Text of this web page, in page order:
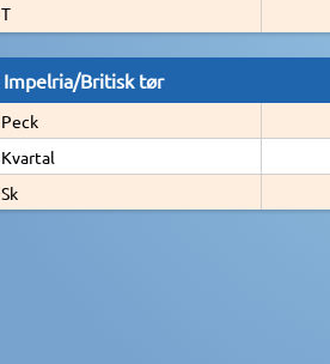
T
Impelria/Britisk tør
Peck
Kvartal
Sk